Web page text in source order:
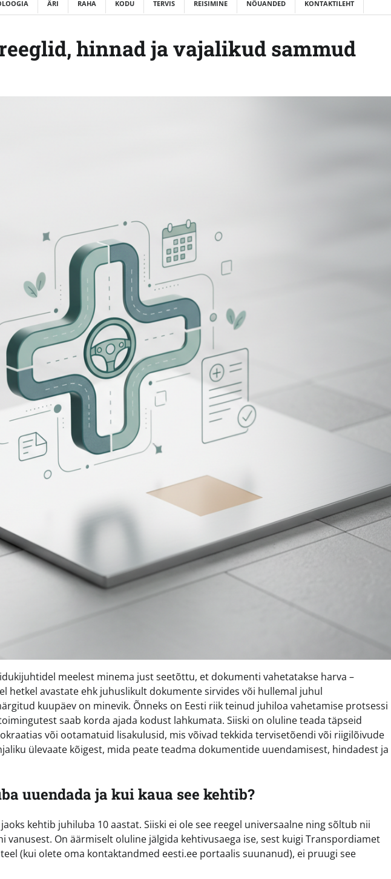
ÄRI RAHA KODU TERVIS REISIMINE NÕUANDED KONTAKTILEHT
hinnad ja vajalikud sammud
meelest minema just seetõttu, et dokumenti vahetatakse harva –
hetkel avastate ehk juhuslikult dokumente sirvides või hullemal juhul
kuupäev on minevik. Õnneks on Eesti riik teinud juhiloa vahetamise protsessi
saab korda ajada kodust lahkumata. Siiski on oluline teada täpseid
või ootamatuid lisakulusid, mis võivad tekkida tervisetõendi või riigilõivude
ülevaate kõigest, mida peate teadma dokumentide uuendamisest, hindadest ja
uuendada ja kui kaua see kehtib?
kehtib juhiluba 10 aastat. Siiski ei ole see reegel universaalne ning sõltub nii
vanusest. On äärmiselt oluline jälgida kehtivusaega ise, sest kuigi Transpordiamet
(kui olete oma kontaktandmed eesti.ee portaalis suunanud), ei pruugi see